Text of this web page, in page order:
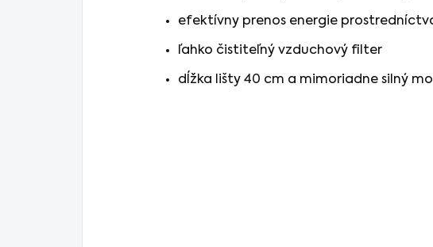
efektívny prenos energie
ľahko čistiteľný vzduchový filter
dĺžka lišty 40 cm a mimoriadne silný